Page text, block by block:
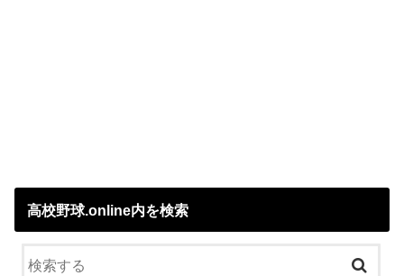
高校野球.online内を検索